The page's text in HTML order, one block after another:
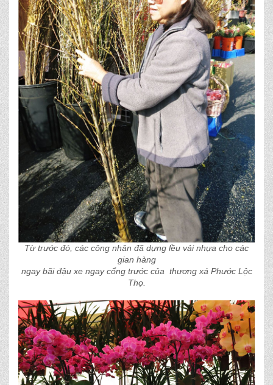
Từ trước đó, các công nhân đã dựng lều vải nhựa cho các
gian hàng
ngay bãi đậu xe ngay cổng trước của thương xá Phước Lộc
Thọ.